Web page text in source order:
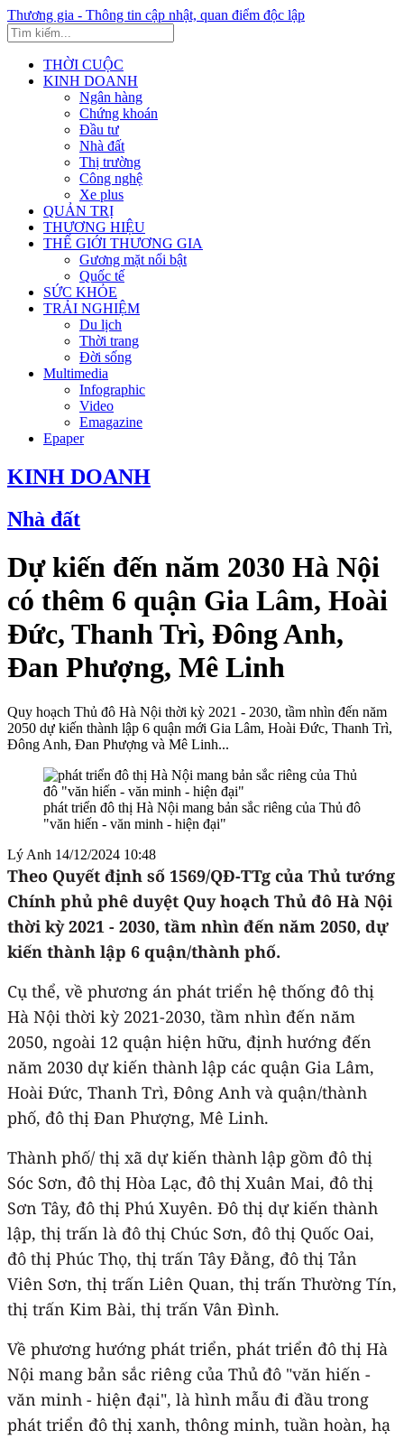
Thương gia - Thông tin cập nhật, quan điểm độc lập
THỜI CUỘC
KINH DOANH
Ngân hàng
Chứng khoán
Đầu tư
Nhà đất
Thị trường
Công nghệ
Xe plus
QUẢN TRỊ
THƯƠNG HIỆU
THẾ GIỚI THƯƠNG GIA
Gương mặt nổi bật
Quốc tế
SỨC KHỎE
TRẢI NGHIỆM
Du lịch
Thời trang
Đời sống
Multimedia
Infographic
Video
Emagazine
Epaper
KINH DOANH
Nhà đất
Dự kiến đến năm 2030 Hà Nội
có thêm 6 quận Gia Lâm, Hoài
Đức, Thanh Trì, Đông Anh,
Đan Phượng, Mê Linh
Quy hoạch Thủ đô Hà Nội thời kỳ 2021 - 2030, tầm nhìn đến năm
2050 dự kiến thành lập 6 quận mới Gia Lâm, Hoài Đức, Thanh Trì,
Đông Anh, Đan Phượng và Mê Linh...
phát triển đô thị Hà Nội mang bản sắc riêng của Thủ đô
"văn hiến - văn minh - hiện đại"
Lý Anh 14/12/2024 10:48
Theo Quyết định số 1569/QĐ-TTg của Thủ tướng
Chính phủ phê duyệt Quy hoạch Thủ đô Hà Nội
thời kỳ 2021 - 2030, tầm nhìn đến năm 2050, dự
kiến thành lập 6 quận/thành phố.
Cụ thể, về phương án phát triển hệ thống đô thị
Hà Nội thời kỳ 2021-2030, tầm nhìn đến năm
2050, ngoài 12 quận hiện hữu, định hướng đến
năm 2030 dự kiến thành lập các quận Gia Lâm,
Hoài Đức, Thanh Trì, Đông Anh và quận/thành
phố, đô thị Đan Phượng, Mê Linh.
Thành phố/ thị xã dự kiến thành lập gồm đô thị
Sóc Sơn, đô thị Hòa Lạc, đô thị Xuân Mai, đô thị
Sơn Tây, đô thị Phú Xuyên. Đô thị dự kiến thành
lập, thị trấn là đô thị Chúc Sơn, đô thị Quốc Oai,
đô thị Phúc Thọ, thị trấn Tây Đằng, đô thị Tản
Viên Sơn, thị trấn Liên Quan, thị trấn Thường Tín,
thị trấn Kim Bài, thị trấn Vân Đình.
Về phương hướng phát triển, phát triển đô thị Hà
Nội mang bản sắc riêng của Thủ đô "văn hiến -
văn minh - hiện đại", là hình mẫu đi đầu trong
phát triển đô thị xanh, thông minh, tuần hoàn, hạ